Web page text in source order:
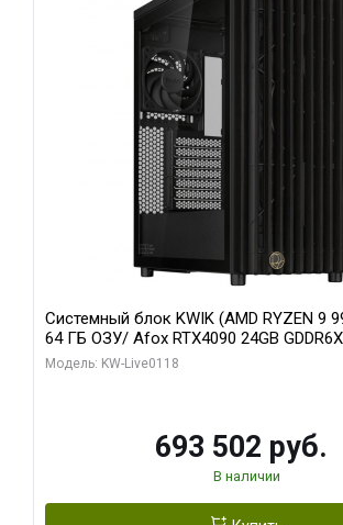
Системный блок KWIK (AMD RYZEN 9
64 ГБ ОЗУ/ Afox RTX4090 24GB
HDMI ATX Turbo/ 960 ГБ SSD)
Модель: KW-Live0118
693 502 руб.
В наличии